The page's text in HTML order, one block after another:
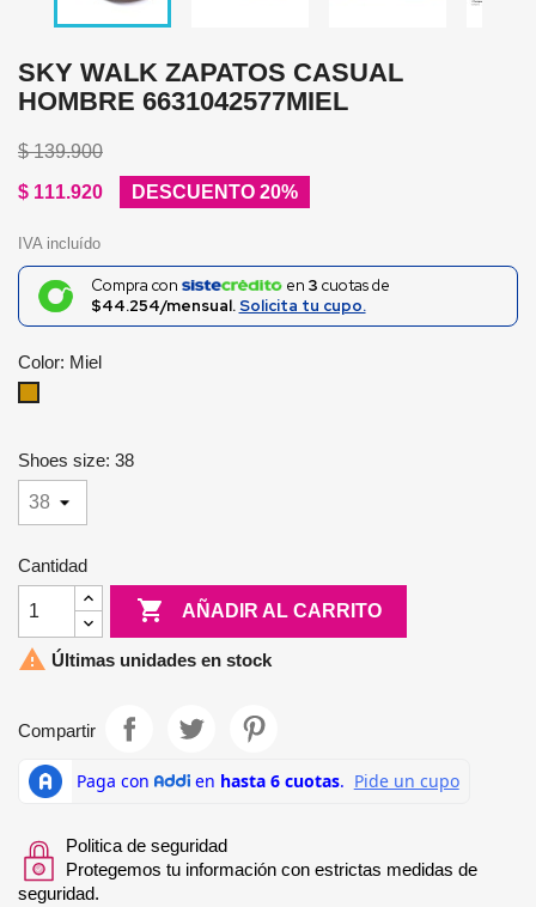
SKY WALK ZAPATOS CASUAL
HOMBRE 6631042577MIEL
$ 139.900
$ 111.920
DESCUENTO 20%
IVA incluído
Compra con en3 cuotas de
$44.254/mensual.Solicita tu cupo.
Color: Miel
Shoes size: 38
Cantidad
 AÑADIR AL CARRITO
 Últimas unidades en stock
Compartir
Politica de seguridad
Protegemos tu información con estrictas medidas de
seguridad.